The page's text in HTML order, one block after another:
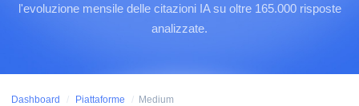
l'evoluzione mensile delle citazioni IA su oltre 165.000 risposte
analizzate.
Dashboard / Piattaforme / Medium